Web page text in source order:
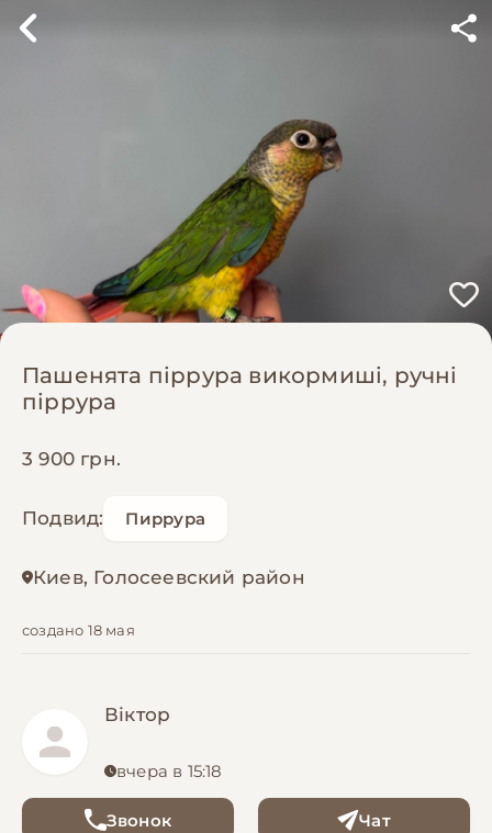
Пашенята піррура викормиші, ручні
піррура
3 900 грн.
Подвид: Пиррура
Киев, Голосеевский район
создано 18 мая
Віктор
вчера в 15:18
Звонок Чат